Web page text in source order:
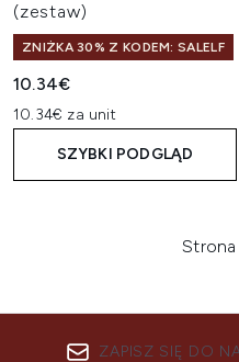
(zestaw)
ZNIŻKA 30% Z KODEM: SALELF
10.34€
10.34€ za unit
SZYBKI PODGLĄD
Strona
ZAPISZ SIĘ DO